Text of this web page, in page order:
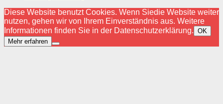
Diese Website benutzt Cookies. Wenn Siedie Website weiter
nutzen, gehen wir von Ihrem Einverständnis aus. Weitere
Informationen finden Sie in der Datenschutzerklärung. OK
Mehr erfahren